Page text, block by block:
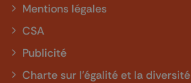
Mentions légales
CSA
Publicité
Charte sur l'égalité et la diversité